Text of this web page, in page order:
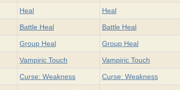
Heal Heal
Battle Heal Battle Heal
Group Heal Group Heal
Vampiric Touch Vampiric Touch
Curse: Weakness Curse: Weakness